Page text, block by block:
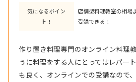
気になるポイン
ト！
店舗型料理教室の相場
受講できる！
作り置き料理専門のオンライン料理
うに料理をする人にとってはレパー
も良く、オンラインでの受講なので